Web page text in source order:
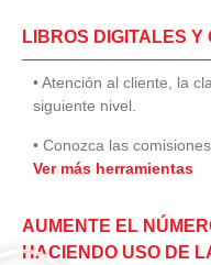
LIBROS DIGITALES
• Atención al cliente, la
siguiente nivel.
• Conozca las
Ver más herramientas
AUMENTE EL
HACIENDO USO DE